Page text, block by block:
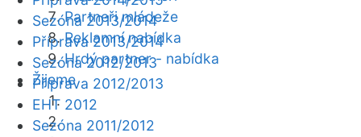
Partneři mládeže
Reklamní nabídka
Hrdý partner - nabídka
Žijeme
Sezóna 2013/2014
Příprava 2013/2014
Sezóna 2012/2013
Příprava 2012/2013
EHT 2012
Sezóna 2011/2012